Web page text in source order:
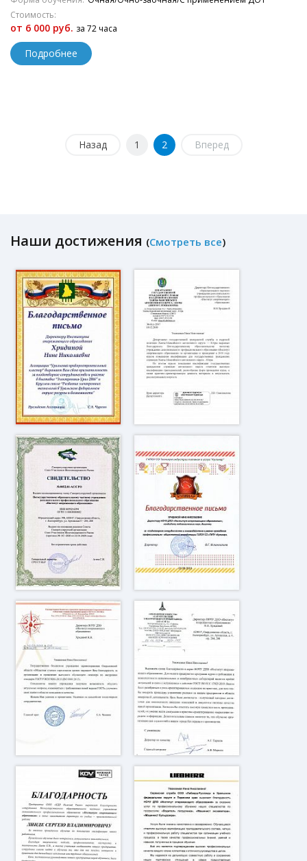
Стоимость:
от 6 000 руб. за 72 часа
Подробнее
Назад 1 2 Вперед
Наши достижения (Смотреть все)